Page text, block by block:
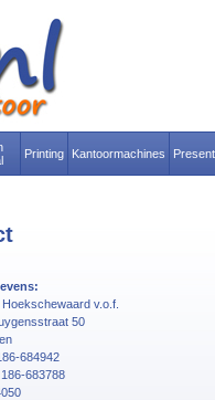
Printing Kantoormachines
v.o.f.
50
684942
683788